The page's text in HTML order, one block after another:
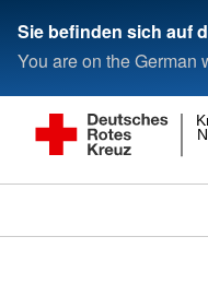
Sie befinden sich auf
You are on the German